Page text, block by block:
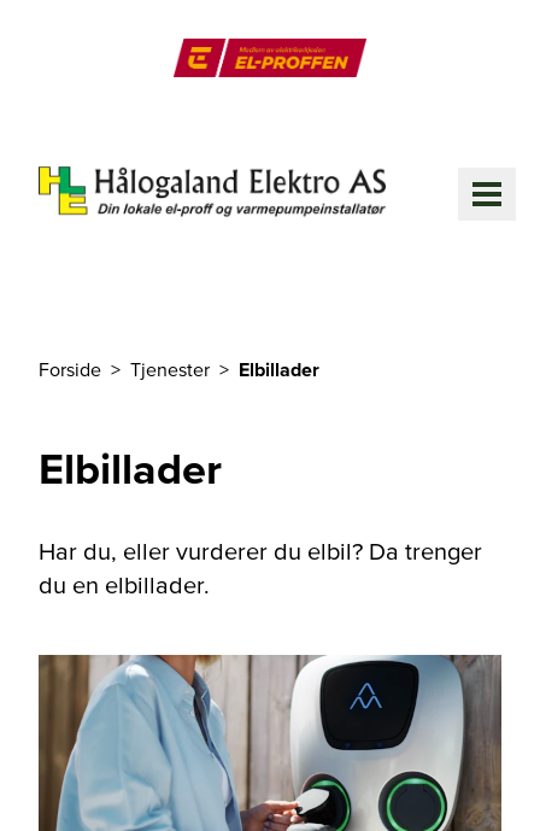
Forside Tjenester Elbillader
Elbillader
Har du, eller vurderer du elbil? Da trenger
du en elbillader.